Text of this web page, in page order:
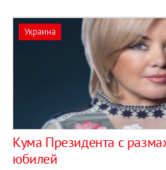
Украина
Кума Президента с
юбилей